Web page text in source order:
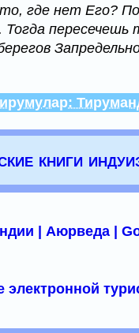
где нет Его?
Тогда
книги
| Аюрведа |